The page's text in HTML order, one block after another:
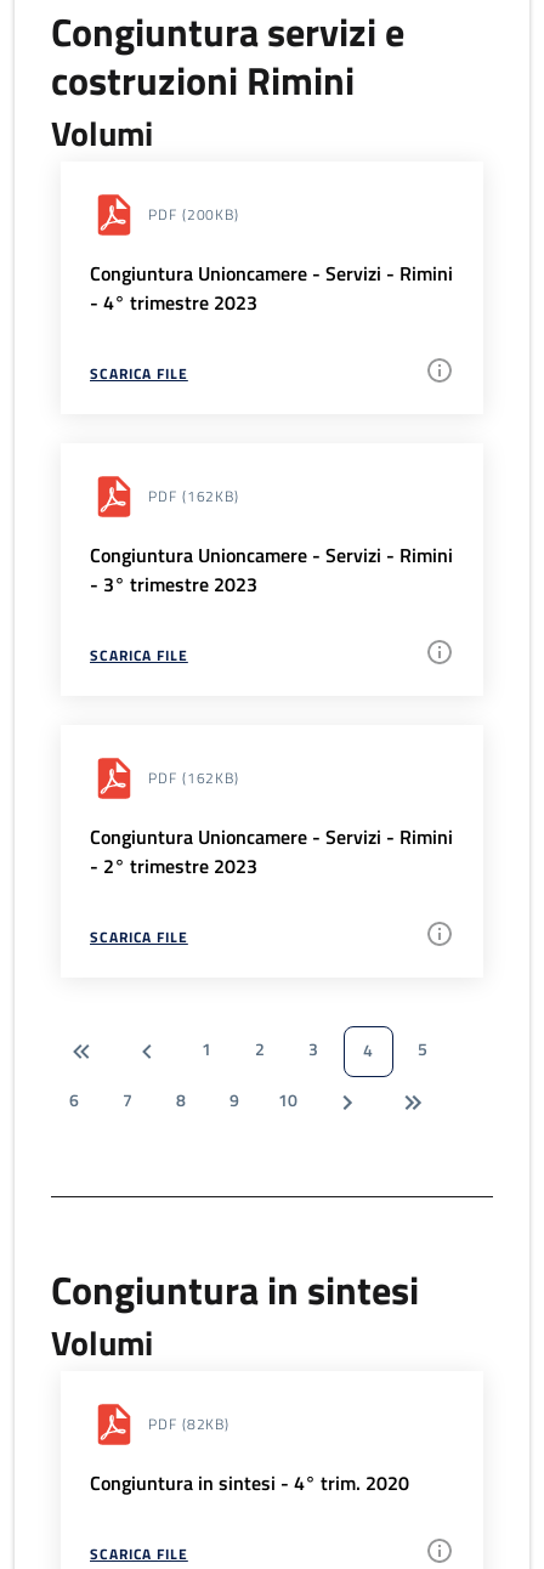
Congiuntura servizi e
costruzioni Rimini
Volumi
PDF (200KB)
Congiuntura Unioncamere - Servizi - Rimini
- 4° trimestre 2023
SCARICA FILE
PDF (162KB)
Congiuntura Unioncamere - Servizi - Rimini
- 3° trimestre 2023
SCARICA FILE
PDF (162KB)
Congiuntura Unioncamere - Servizi - Rimini
- 2° trimestre 2023
SCARICA FILE
1 2 3 4
5
6
7 8 9 10
Congiuntura in sintesi
Volumi
PDF (82KB)
Congiuntura in sintesi - 4° trim. 2020
SCARICA FILE